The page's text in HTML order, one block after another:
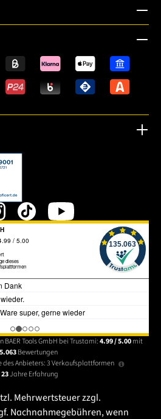
neuen Tab.
Tools GmbH bei Trustami:4.99 / 5.00mit
Bewertungen
Anbieters: 3 Verkaufsplattformen
23Jahre Erfahrung
Mehrwertsteuer zzgl.
Nachnahmegebühren, wenn